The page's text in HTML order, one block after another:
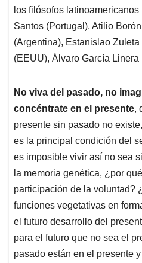
los filósofos
Santos (Portugal), Atilio
(Argentina), Estanislao
(EEUU), Álvaro García Linera
No viva del pasado, no
concéntrate en el presente,
presente sin pasado no
es la principal condición del
es imposible vivir así no sea
la memoria genética, ¿por
participación de la voluntad?
funciones vegetativas en
el futuro desarrollo del
para el futuro que no sea el
pasado están en el presente